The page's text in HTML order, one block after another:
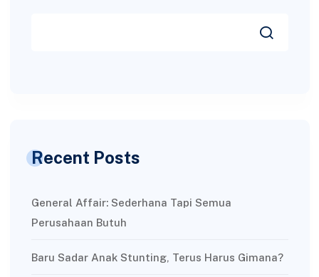
Recent Posts
General Affair: Sederhana Tapi Semua
Perusahaan Butuh
Baru Sadar Anak Stunting, Terus Harus Gimana?